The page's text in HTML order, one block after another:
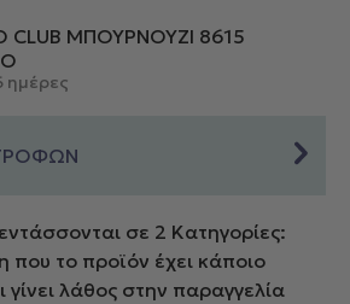
CLUB ΜΠΟΥΡΝΟΥΖΙ 8615
σε 2 Κατηγορίες:
που το προϊόν έχει κάποιο
γίνει λάθος στην παραγγελία